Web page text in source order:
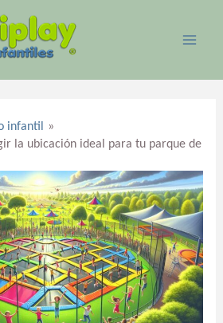
infantil
la ubicación ideal para tu parque de